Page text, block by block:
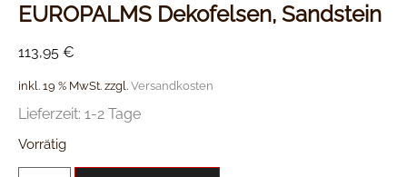
EUROPALMS Dekofelsen, Sandstein
113,95 €
inkl. 19 % MwSt. zzgl. Versandkosten
Lieferzeit: 1-2 Tage
Vorrätig